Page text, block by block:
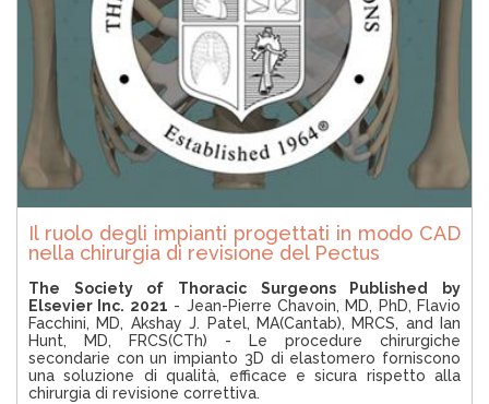
Il ruolo degli impianti progettati in modo CAD
nella chirurgia di revisione del Pectus
The Society of Thoracic Surgeons Published by
Elsevier Inc. 2021 - Jean-Pierre Chavoin, MD, PhD, Flavio
Facchini, MD, Akshay J. Patel, MA(Cantab), MRCS, and Ian
Hunt, MD, FRCS(CTh) - Le procedure chirurgiche
secondarie con un impianto 3D di elastomero forniscono
una soluzione di qualità, efficace e sicura rispetto alla
chirurgia di revisione correttiva.